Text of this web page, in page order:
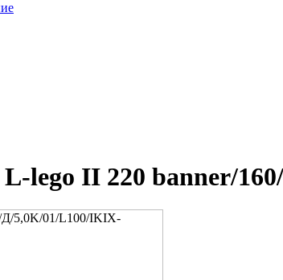
lego II 220 banner/